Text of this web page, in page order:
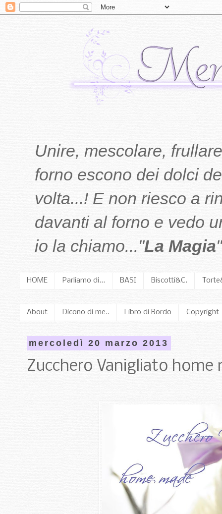
Unire, mescolare,
forno escono dei dolci
volta...! E non riesco a
davanti al forno e vedo
io la chiamo..."La Magia
HOME Parliamo di... BASI Biscotti&C.
About Dicono di me.. Libro di Bordo Copyright
mercoledì 20 marzo 2013
Zucchero Vanigliato